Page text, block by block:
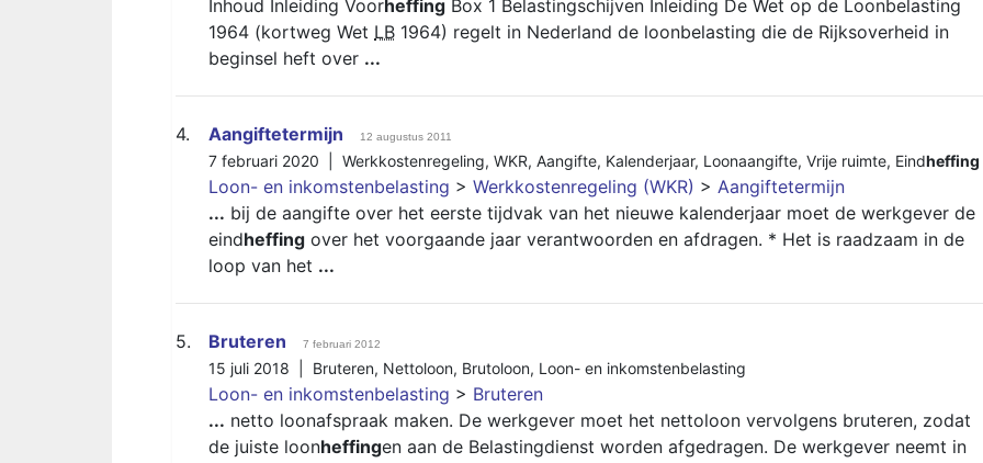
Inhoud Inleiding Voorheffing Box 1 Belastingschijven Inleiding De Wet op de Loonbelasting
1964 (kortweg Wet LB 1964) regelt in Nederland de loonbelasting die de Rijksoverheid in
beginsel heft over ...
4. Aangiftetermijn 12 augustus 2011
7 februari 2020 | Werkkostenregeling, WKR, Aangifte, Kalenderjaar, Loonaangifte, Vrije ruimte, Eindheffing
Loon- en inkomstenbelasting > Werkkostenregeling (WKR) > Aangiftetermijn
... bij de aangifte over het eerste tijdvak van het nieuwe kalenderjaar moet de werkgever de
eindheffing over het voorgaande jaar verantwoorden en afdragen. * Het is raadzaam in de
loop van het ...
5. Bruteren 7 februari 2012
15 juli 2018 | Bruteren, Nettoloon, Brutoloon, Loon- en inkomstenbelasting
Loon- en inkomstenbelasting > Bruteren
... netto loonafspraak maken. De werkgever moet het nettoloon vervolgens bruteren, zodat
de juiste loonheffingen aan de Belastingdienst worden afgedragen. De werkgever neemt in